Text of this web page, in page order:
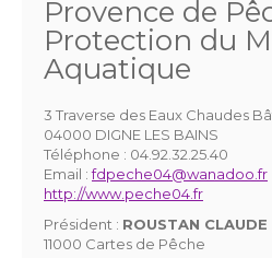
Provence de
Protection du
Aquatique
3 Traverse des Eaux Chaudes
04000 DIGNE LES BAINS
Téléphone : 04.92.32.25.40
Email :fdpeche04@wanadoo.fr
http://www.peche04.fr
Président : ROUSTAN CLAUDE
11000 Cartes de Pêche